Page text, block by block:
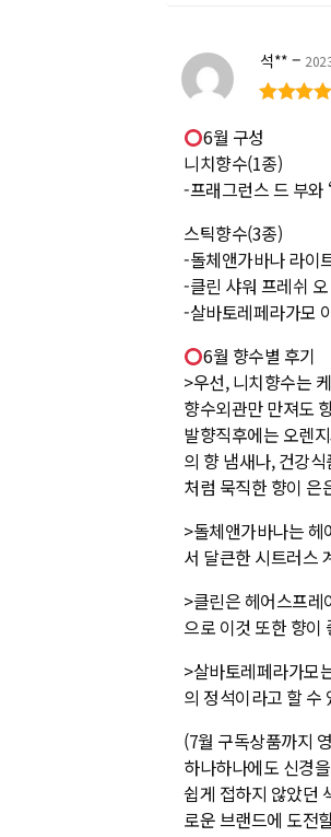
평가됨
석** –
6월 구성
니치향수(1종)
-프래그런스 드 부
스틱향수(3종)
-돌체앤가바나 라이
-클린 샤워 프레쉬
-살바토레페라가모
6월 향수별 후기
>우선, 니치향수는
향수외관만 만져도
발향직후에는 오렌
의 향 냄새나, 건강
처럼 묵직한 향이 은
>돌체앤가바나는
서 달큰한 시트러스
>클린은 헤어스프
으로 이것 또한 향이
>살바토레페라가모
의 정석이라고 할 수
(7월 구독상품까지
하나하나에도 신경
쉽게 접하지 않았던
로운 브랜드에 도전